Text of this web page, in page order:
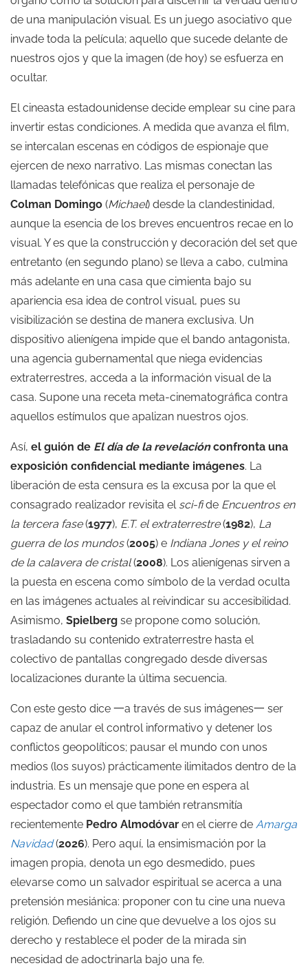
de una manipulación visual. Es un juego asociativo que
invade toda la película; aquello que sucede delante de
nuestros ojos y que la imagen (de hoy) se esfuerza en
ocultar.
El cineasta estadounidense decide emplear su cine para
invertir estas condiciones. A medida que avanza el film,
se intercalan escenas en códigos de espionaje que
ejercen de nexo narrativo. Las mismas conectan las
llamadas telefónicas que realiza el personaje de
Colman Domingo (Michael) desde la clandestinidad,
aunque la esencia de los breves encuentros recae en lo
visual. Y es que la construcción y decoración del set que
entretanto (en segundo plano) se lleva a cabo, culmina
más adelante en una casa que cimienta bajo su
apariencia esa idea de control visual, pues su
visibilización se destina de manera exclusiva. Un
dispositivo alienígena impide que el bando antagonista,
una agencia gubernamental que niega evidencias
extraterrestres, acceda a la información visual de la
casa. Supone una receta meta-cinematográfica contra
aquellos estímulos que apalizan nuestros ojos.
Así, el guión de El día de la revelaciónconfronta una
exposición confidencial mediante imágenes. La
liberación de esta censura es la excusa por la que el
consagrado realizador revisita el sci-fide Encuentros en
la tercera fase(1977), E.T. el extraterrestre(1982), La
guerra de los mundos(2005) e Indiana Jones y el reino
de la calavera de cristal(2008). Los alienígenas sirven a
la puesta en escena como símbolo de la verdad oculta
en las imágenes actuales al reivindicar su accesibilidad.
Asimismo, Spielberg se propone como solución,
trasladando su contenido extraterrestre hasta el
colectivo de pantallas congregado desde diversas
localizaciones durante la última secuencia.
Con este gesto dice 一a través de sus imágenes一 ser
capaz de anular el control informativo y detener los
conflictos geopolíticos; pausar el mundo con unos
medios (los suyos) prácticamente ilimitados dentro de la
industria. Es un mensaje que pone en espera al
espectador como el que también retransmitía
recientemente Pedro Almodóvar en el cierre de Amarga
Navidad(2026). Pero aquí, la ensimismación por la
imagen propia, denota un ego desmedido, pues
elevarse como un salvador espiritual se acerca a una
pretensión mesiánica: proponer con tu cine una nueva
religión. Defiendo un cine que devuelve a los ojos su
derecho y restablece el poder de la mirada sin
necesidad de adoctrinarla bajo una fe.